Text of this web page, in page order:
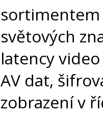
světových
latency
AV dat,
zobrazení v